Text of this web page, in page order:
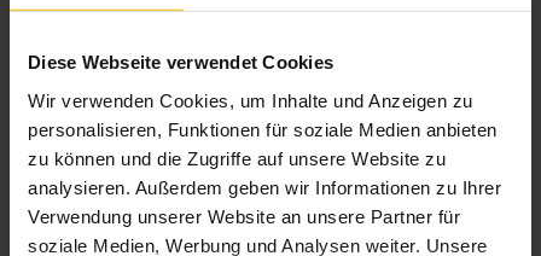
Diese Webseite verwendet Cookies
Wir verwenden Cookies, um Inhalte und Anzeigen zu
personalisieren, Funktionen für soziale Medien anbieten
zu können und die Zugriffe auf unsere Website zu
analysieren. Außerdem geben wir Informationen zu Ihrer
Verwendung unserer Website an unsere Partner für
soziale Medien, Werbung und Analysen weiter. Unsere
Veröffentlicht
23. März 2018
Insekten in der Wohnung?
Insektenschutz von WAREMA macht jeden Raum zur
insektenfreien Zone – wirkungsvoll, elegant und komfortabel. Die
Lösungen von WAREMA gibt es für den Innen- und
Außenbereich. Die Systeme werden maßgefertigt und können
auch an allen Wohndachfenstern und Lichtschächten montiert